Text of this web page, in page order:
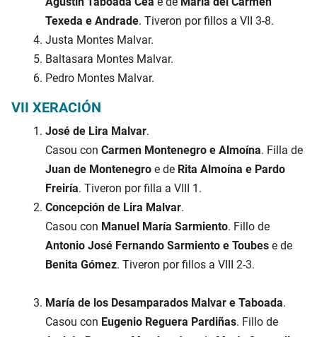
Texeda e Andrade. Tiveron por fillos a VII 3-8.
Justa Montes Malvar.
Baltasara Montes Malvar.
Pedro Montes Malvar.
VII XERACIÓN
José de Lira Malvar.
Casou con Carmen Montenegro e Almoína. Filla de
Juan de Montenegro e de Rita Almoína e Pardo
Freiría. Tiveron por filla a VIII 1.
Concepción de Lira Malvar.
Casou con Manuel María Sarmiento. Fillo de
Antonio José Fernando Sarmiento e Toubes e de
Benita Gómez. Tiveron por fillos a VIII 2-3.
María de los Desamparados Malvar e Taboada.
Casou con Eugenio Reguera Pardiñas. Fillo de